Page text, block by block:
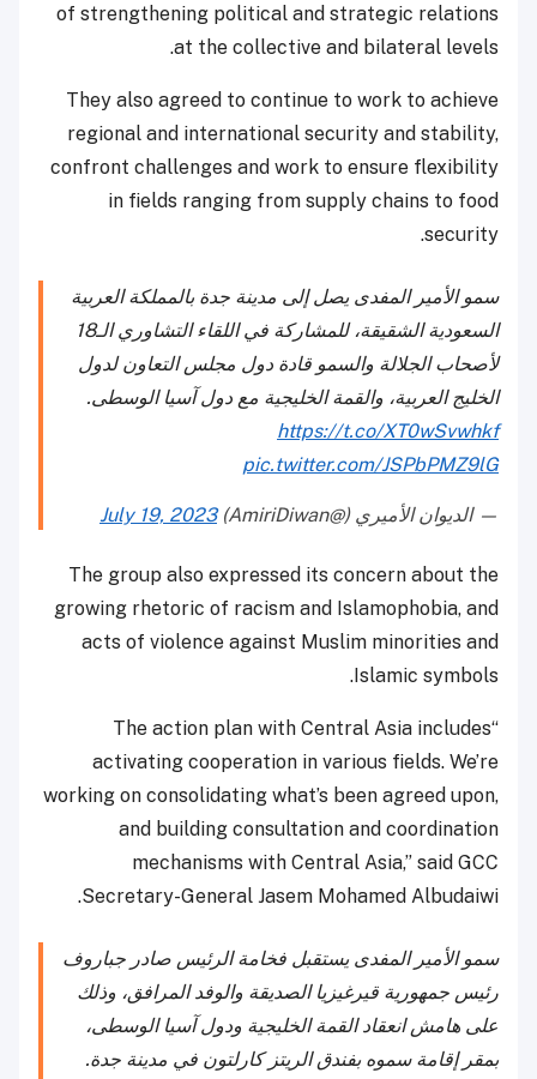
of strengthening political and strategic relations
at the collective and bilateral levels.
They also agreed to continue to work to achieve
regional and international security and stability,
confront challenges and work to ensure flexibility
in fields ranging from supply chains to food
security.
سمو الأمير المفدى يصل إلى مدينة جدة بالمملكة العربية
السعودية الشقيقة، للمشاركة في اللقاء التشاوري الـ18
لأصحاب الجلالة والسمو قادة دول مجلس التعاون لدول
الخليج العربية، والقمة الخليجية مع دول آسيا الوسطى.
https://t.co/XT0wSvwhkf
pic.twitter.com/JSPbPMZ9lG
— الديوان الأميري (@AmiriDiwan) July 19, 2023
The group also expressed its concern about the
growing rhetoric of racism and Islamophobia, and
acts of violence against Muslim minorities and
Islamic symbols.
“The action plan with Central Asia includes
activating cooperation in various fields. We’re
working on consolidating what’s been agreed upon,
and building consultation and coordination
mechanisms with Central Asia,” said GCC
Secretary-General Jasem Mohamed Albudaiwi.
سمو الأمير المفدى يستقبل فخامة الرئيس صادر جباروف
رئيس جمهورية قيرغيزيا الصديقة والوفد المرافق، وذلك
على هامش انعقاد القمة الخليجية ودول آسيا الوسطى،
بمقر إقامة سموه بفندق الريتز كارلتون في مدينة جدة.